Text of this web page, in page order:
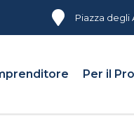
Piazza degli
Per il